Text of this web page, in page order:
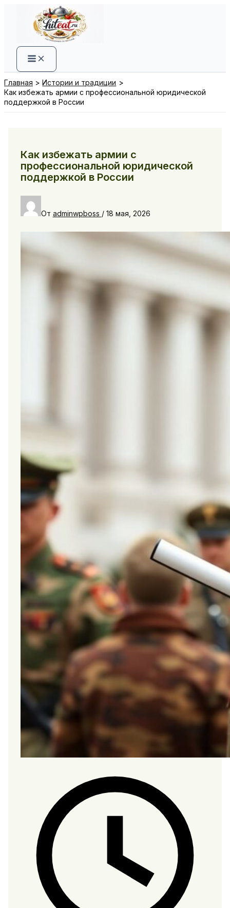
содержимому
Главная
Истории и традиции
Как избежать армии с профессиональной юридической
поддержкой в России
Как избежать армии с
профессиональной юридической
поддержкой в России
От adminwpboss / 18 мая, 2026